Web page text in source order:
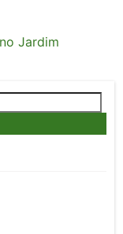
Jardim